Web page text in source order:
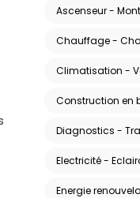
Ascenseur -
Chauffage -
Climatisation -
Construction en
Diagnostics -
Electricité -
Energie